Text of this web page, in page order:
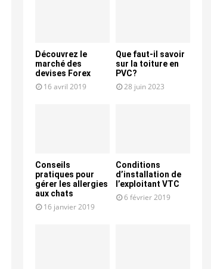
Découvrez le
marché des
devises Forex
16 avril 2019
Que faut-il savoir
sur la toiture en
PVC?
28 juin 2023
Conseils
pratiques pour
gérer les allergies
aux chats
16 janvier 2019
Conditions
d’installation de
l’exploitant VTC
6 février 2019